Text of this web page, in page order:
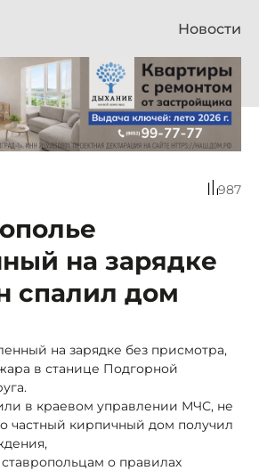
Новости
987
на зарядке
спалил дом
на зарядке без присмотра,
в станице Подгорной
в краевом управлении МЧС, не
частный кирпичный дом получил
о правилах